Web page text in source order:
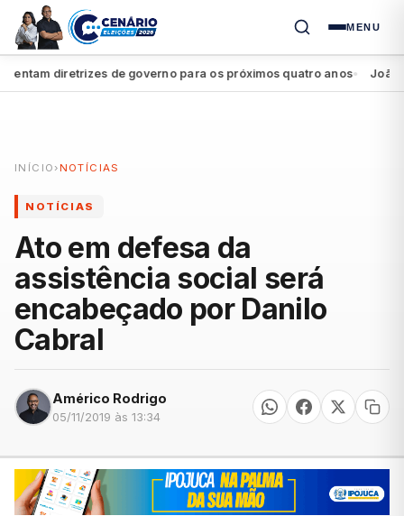
MENU
diretrizes de governo para os próximos quatro anos● João
INÍCIO ›NOTÍCIAS
NOTÍCIAS
Ato em defesa da
assistência social será
encabeçado por Danilo
Cabral
Américo Rodrigo
05/11/2019 às 13:34